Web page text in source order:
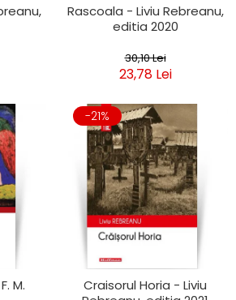
Rascoala - Liviu Rebreanu,
editia 2020
30,10 Lei
23,78 Lei
M.
-21%
Craisorul Horia - Liviu